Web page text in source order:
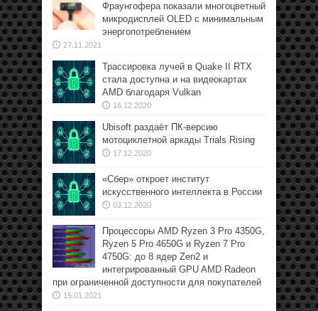
Фраунгофера показали многоцветный
микродисплей OLED с минимальным
энергопотреблением
27.11.2021
Трассировка лучей в Quake II RTX
стала доступна и на видеокартах
AMD благодаря Vulkan
16.12.2020
Ubisoft раздаёт ПК-версию
мотоциклетной аркады Trials Rising
17.12.2020
«Сбер» откроет институт
искусственного интеллекта в России
03.12.2020
Процессоры AMD Ryzen 3 Pro 4350G,
Ryzen 5 Pro 4650G и Ryzen 7 Pro
4750G: до 8 ядер Zen2 и
интегрированный GPU AMD Radeon
при ограниченной доступности для покупателей
15.01.2021